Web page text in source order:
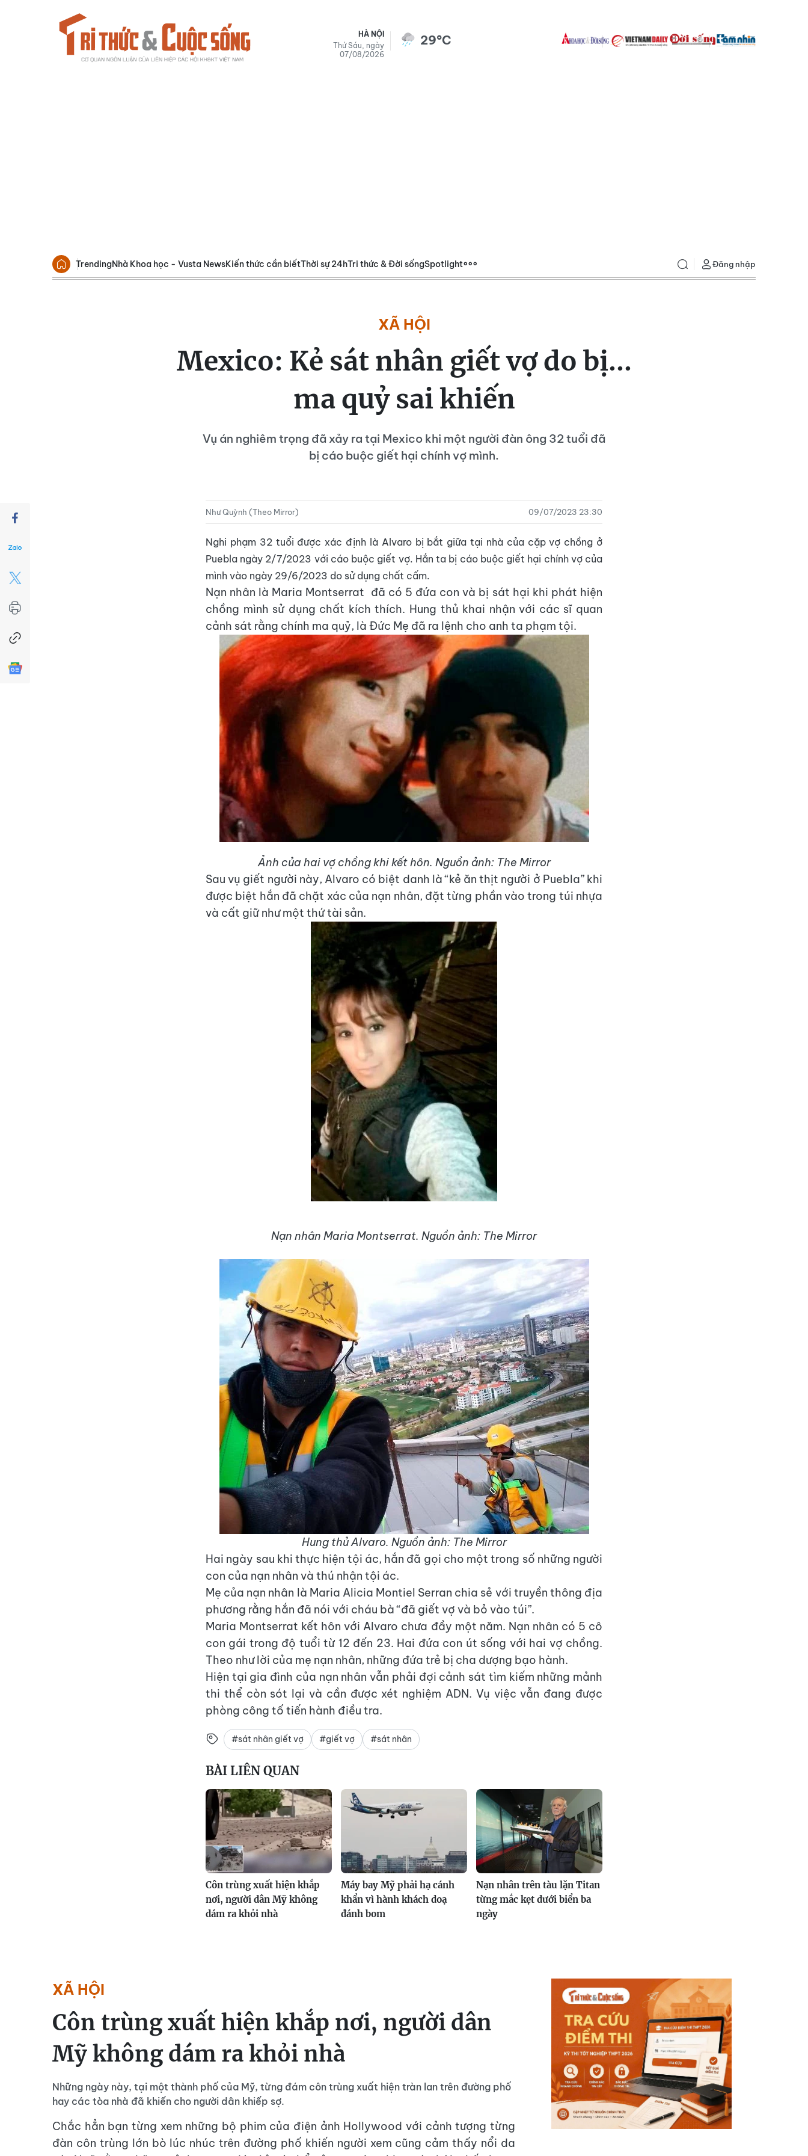
HÀ NỘI
Thứ Sáu, ngày
07/08/2026
29°C
TrendingNhà Khoa học - Vusta NewsKiến thức cần biếtThời sự 24hTri thức & Đời sốngSpotlight Đăng nhập
XÃ HỘI
Mexico: Kẻ sát nhân giết vợ do bị...
ma quỷ sai khiến
Vụ án nghiêm trọng đã xảy ra tại Mexico khi một người đàn ông 32 tuổi đã
bị cáo buộc giết hại chính vợ mình.
Như Quỳnh (Theo Mirror) 09/07/2023 23:30
Nghi phạm 32 tuổi được xác định là Alvaro bị bắt giữa tại nhà của cặp vợ chồng ở
Puebla ngày 2/7/2023 với cáo buộc giết vợ. Hắn ta bị cáo buộc giết hại chính vợ của
mình vào ngày 29/6/2023 do sử dụng chất cấm.
Nạn nhân là Maria Montserrat đã có 5 đứa con và bị sát hại khi phát hiện
chồng mình sử dụng chất kích thích. Hung thủ khai nhận với các sĩ quan
cảnh sát rằng chính ma quỷ, là Đức Mẹ đã ra lệnh cho anh ta phạm tội.
Ảnh của hai vợ chồng khi kết hôn. Nguồn ảnh: The Mirror
Sau vụ giết người này, Alvaro có biệt danh là “kẻ ăn thịt người ở Puebla” khi
được biệt hắn đã chặt xác của nạn nhân, đặt từng phần vào trong túi nhựa
và cất giữ như một thứ tài sản.
Nạn nhân Maria Montserrat. Nguồn ảnh: The Mirror
Hung thủ Alvaro. Nguồn ảnh: The Mirror
Hai ngày sau khi thực hiện tội ác, hắn đã gọi cho một trong số những người
con của nạn nhân và thú nhận tội ác.
Mẹ của nạn nhân là Maria Alicia Montiel Serran chia sẻ với truyền thông địa
phương rằng hắn đã nói với cháu bà “đã giết vợ và bỏ vào túi”.
Maria Montserrat kết hôn với Alvaro chưa đầy một năm. Nạn nhân có 5 cô
con gái trong độ tuổi từ 12 đến 23. Hai đứa con út sống với hai vợ chồng.
Theo như lời của mẹ nạn nhân, những đứa trẻ bị cha dượng bạo hành.
Hiện tại gia đình của nạn nhân vẫn phải đợi cảnh sát tìm kiếm những mảnh
thi thể còn sót lại và cần được xét nghiệm ADN. Vụ việc vẫn đang được
phòng công tố tiến hành điều tra.
#sát nhân giết vợ #giết vợ #sát nhân
BÀI LIÊN QUAN
Côn trùng xuất hiện khắp
nơi, người dân Mỹ không
dám ra khỏi nhà
Máy bay Mỹ phải hạ cánh
khẩn vì hành khách doạ
đánh bom
Nạn nhân trên tàu lặn Titan
từng mắc kẹt dưới biển ba
ngày
XÃ HỘI
Côn trùng xuất hiện khắp nơi, người dân
Mỹ không dám ra khỏi nhà
Những ngày này, tại một thành phố của Mỹ, từng đám côn trùng xuất hiện tràn lan trên đường phố
hay các tòa nhà đã khiến cho người dân khiếp sợ.
Chắc hẳn bạn từng xem những bộ phim của điện ảnh Hollywood với cảnh tượng từng
đàn côn trùng lớn bò lúc nhúc trên đường phố khiến người xem cũng cảm thấy nổi da